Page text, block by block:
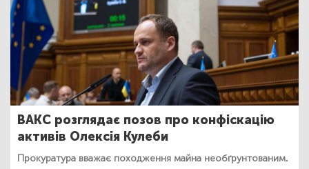
ВАКС розглядає позов про конфіскацію
активів Олексія Кулеби
Прокуратура вважає походження майна необґрунтованим.